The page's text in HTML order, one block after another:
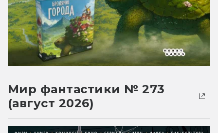
Мир фантастики № 273
(август 2026)